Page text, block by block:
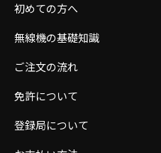
初めての方へ
無線機の基礎知識
ご注文の流れ
免許について
登録局について